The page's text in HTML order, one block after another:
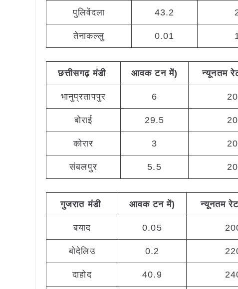
पुलिवेंदला 43.2
तेनाकल्लु 0.01
छत्तीसगढ़ मंडी आवक टन में) न्यूनतम
भानुप्रतापपुर 6
बोराई 29.5
कोरार 3
संबलपुर 5.5
गुजरात मंडी आवक टन में) न्यूनतम
बयाद 0.05
बोदेलिउ 0.2
दाहोद 40.9